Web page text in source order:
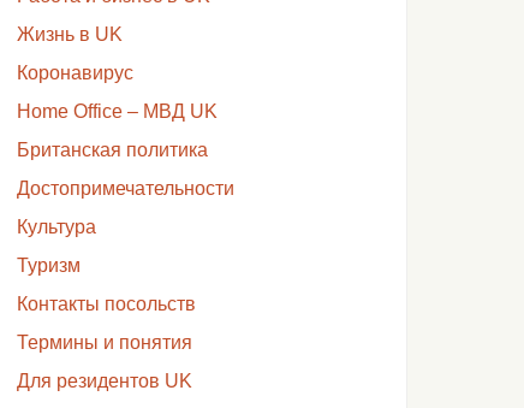
Жизнь в UK
Коронавирус
Home Office – МВД UK
Британская политика
Достопримечательности
Культура
Туризм
Контакты посольств
Термины и понятия
Для резидентов UK